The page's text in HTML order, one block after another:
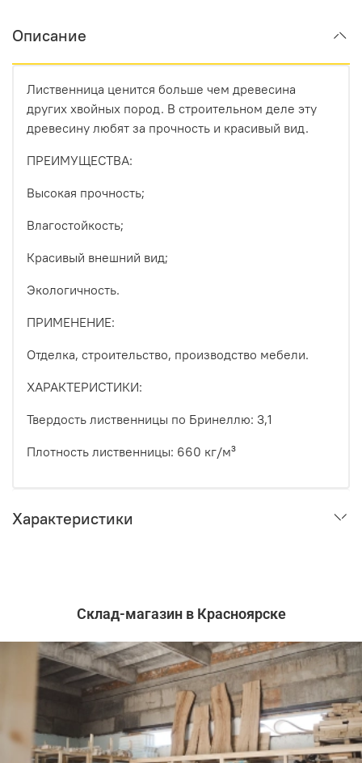
Описание
Лиственница ценится больше чем древесина
других хвойных пород. В строительном деле эту
древесину любят за прочность и красивый вид.
ПРЕИМУЩЕСТВА:
Высокая прочность;
Влагостойкость;
Красивый внешний вид;
Экологичность.
ПРИМЕНЕНИЕ:
Отделка, строительство, производство мебели.
ХАРАКТЕРИСТИКИ:
Твердость лиственницы по Бринеллю: 3,1
Плотность лиственницы: 660 кг/м³
Характеристики
Склад-магазин в Красноярске